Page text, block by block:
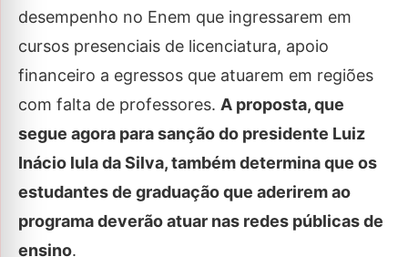
desempenho no Enem que ingressarem em
cursos presenciais de licenciatura, apoio
financeiro a egressos que atuarem em regiões
com falta de professores. A proposta, que
segue agora para sanção do presidente Luiz
Inácio lula da Silva, também determina que os
estudantes de graduação que aderirem ao
programa deverão atuar nas redes públicas de
ensino.